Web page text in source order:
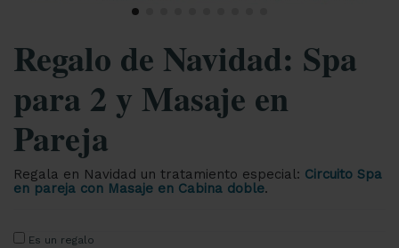
Regalo de Navidad: Spa
para 2 y Masaje en
Pareja
Regala en Navidad un tratamiento especial: Circuito Spa
en pareja con Masaje en Cabina doble.
Es un regalo